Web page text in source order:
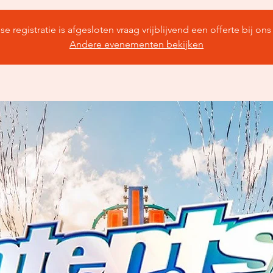
registratie is afgesloten vraag vrijblijvend een offerte bij
Andere evenementen bekijken